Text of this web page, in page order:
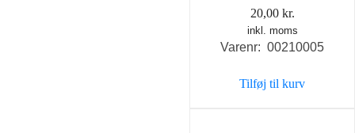
20,00 kr.
inkl. moms
Varenr: 00210005
Tilføj til kurv